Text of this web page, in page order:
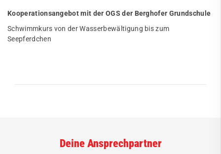
Kooperationsangebot mit der OGS der Berghofer Grundschule
Schwimmkurs von der Wasserbewältigung bis zum
Seepferdchen
Deine Ansprechpartner